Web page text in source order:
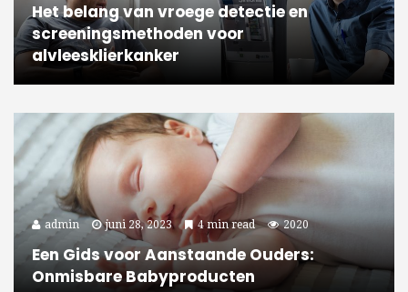
Het belang van vroege detectie en
screeningsmethoden voor
alvleesklierkanker
admin juni 28, 2023 4 min read 2020
Een Gids voor Aanstaande Ouders:
Onmisbare Babyproducten